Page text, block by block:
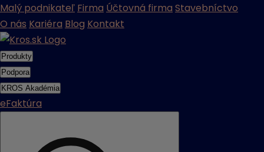
Malý podnikateľ Firma Účtovná firma Stavebníctvo
O nás Kariéra Blog Kontakt
Produkty
Podpora
KROS Akadémia
eFaktúra